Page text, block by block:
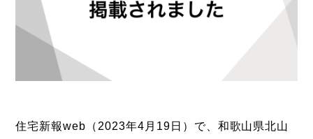
住宅新報web（2023年4月19日）で、和歌山県北山